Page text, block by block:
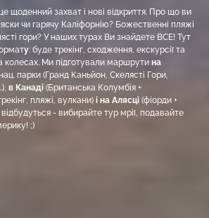
щоденний захват і нові відкриття. Про що ви
чи гарячу Каліфорнію? Божественні пляжі
гори? У наших турах Ви знайдете ВСЕ! Тут
у: буде трекінг, сходження, екскурсії та
колесах. Ми підготували маршрути на
парки (Гранд Каньйон, Скелясті Гори,
в Канаді (Британська Колумбія +
пляжі, вулкани) і на Алясці (фіорди +
- вибирайте тур мрії, подавайте
;)